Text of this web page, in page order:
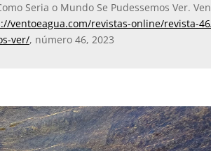
Seria o Mundo Se Pudessemos Ver.
ventoeagua.com/revistas-online/revista-
ver/, número 46, 2023